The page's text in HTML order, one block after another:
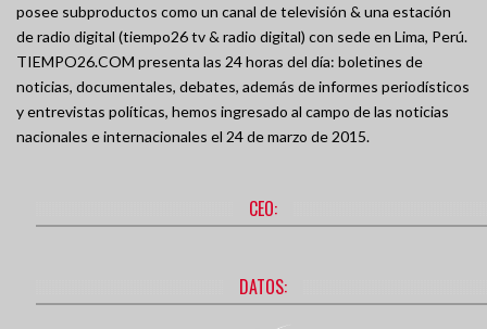
posee subproductos como un canal de televisión & una estación
de radio digital (tiempo26 tv & radio digital) con sede en Lima, Perú.
TIEMPO26.COM presenta las 24 horas del día: boletines de
noticias, documentales, debates, además de informes periodísticos
y entrevistas políticas, hemos ingresado al campo de las noticias
nacionales e internacionales el 24 de marzo de 2015.
CEO:
DATOS: